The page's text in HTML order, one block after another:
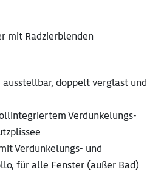
mit Radzierblenden
ausstellbar, doppelt verglast und
Verdunkelungs-
Verdunkelungs- und
für alle Fenster (außer Bad)